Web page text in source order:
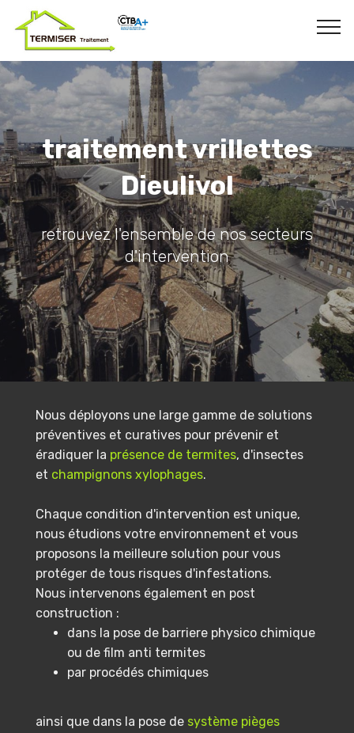
traitement vrillettes
Dieulivol
retrouvez l'ensemble de nos secteurs
d'intervention
Nous déployons une large gamme de solutions
préventives et curatives pour prévenir et
éradiquer la présence de termites, d'insectes
et champignons xylophages.
Chaque condition d'intervention est unique,
nous étudions votre environnement et vous
proposons la meilleure solution pour vous
protéger de tous risques d'infestations.
Nous intervenons également en post
construction :
dans la pose de barriere physico chimique
ou de film anti termites
par procédés chimiques
ainsi que dans la pose de système pièges